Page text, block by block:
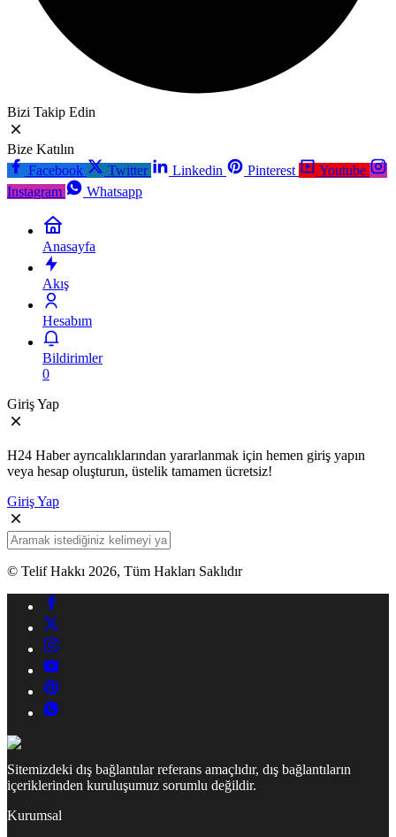
Bizi Takip Edin
Bize Katılın
Facebook
Twitter Linkedin Pinterest
Youtube
Instagram
Whatsapp
Anasayfa
Akış
Hesabım
Bildirimler
0
Giriş Yap
H24 Haber ayrıcalıklarından yararlanmak için hemen giriş yapın
veya hesap oluşturun, üstelik tamamen ücretsiz!
Giriş Yap
© Telif Hakkı 2026, Tüm Hakları Saklıdır
Sitemizdeki dış bağlantılar referans amaçlıdır, dış bağlantıların
içeriklerinden kuruluşumuz sorumlu değildir.
Kurumsal